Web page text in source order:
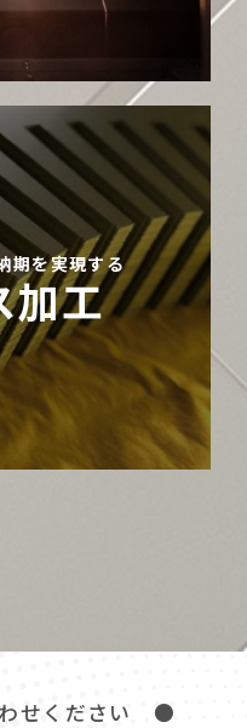
期を実現する
加工
せください ●